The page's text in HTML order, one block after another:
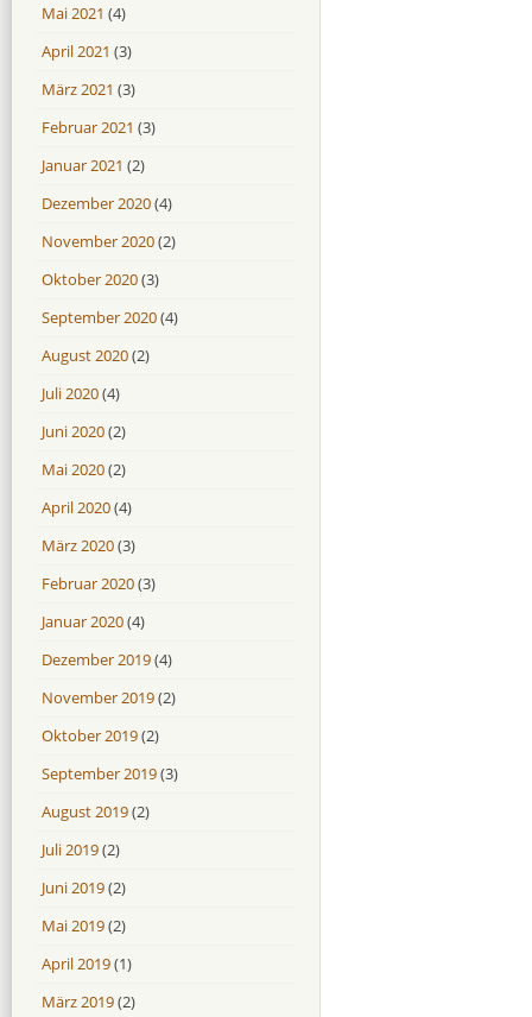
Mai 2021 (4)
April 2021 (3)
März 2021 (3)
Februar 2021 (3)
Januar 2021 (2)
Dezember 2020(4)
November 2020(2)
Oktober 2020(3)
September 2020(4)
August 2020(2)
Juli 2020(4)
Juni 2020(2)
Mai 2020(2)
April 2020(4)
März 2020(3)
Februar 2020(3)
Januar 2020(4)
Dezember 2019(4)
November 2019(2)
Oktober 2019(2)
September 2019(3)
August 2019(2)
Juli 2019(2)
Juni 2019(2)
Mai 2019(2)
April 2019(1)
März 2019(2)